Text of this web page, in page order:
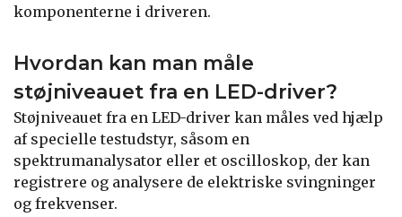
komponenterne i driveren.
Hvordan kan man måle
støjniveauet fra en LED-driver?
Støjniveauet fra en LED-driver kan måles ved hjælp
af specielle testudstyr, såsom en
spektrumanalysator eller et oscilloskop, der kan
registrere og analysere de elektriske svingninger
og frekvenser.